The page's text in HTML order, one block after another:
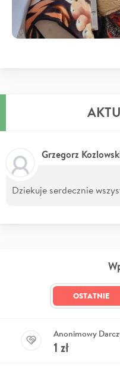
Grzegorz
Dziekuje serdecznie
OSTATNIE
Anonimowy
1 zł